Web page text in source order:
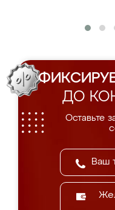
ДО
Оставьте